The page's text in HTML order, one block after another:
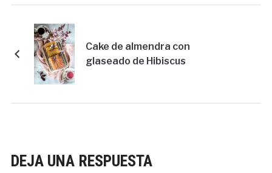
Cake de almendra con
glaseado de Hibiscus
DEJA UNA RESPUESTA